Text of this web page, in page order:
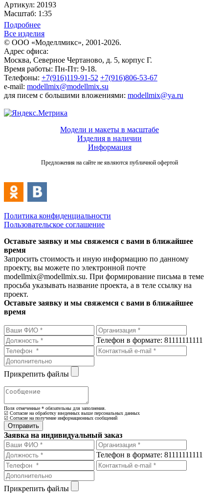
Артикул: 20193
Масштаб: 1:35
Подробнее
Все изделия
© ООО «Моделлмикс», 2001-2026.
Адрес офиса:
Москва, Северное Чертаново, д. 5, корпус Г.
Время работы: Пн-Пт: 9-18.
Телефоны: +7(916)119-91-52 +7(916)806-53-67
e-mail: modellmix@modellmix.su
для писем с большими вложениями: modellmix@ya.ru
Модели и макеты в масштабе
Изделия в наличии
Информация
Предложения на сайте не являются публичной офертой
Политика конфиденциальности
Пользовательское соглашение
Оставьте заявку и мы свяжемся с вами в ближайшее
время
Запросить стоимость и иную информацию по данному
проекту, вы можете по электронной почте
modellmix@modellmix.su. При формирование письма в теме
просьба указывать название проекта, а в теле ссылку на
проект.
Оставьте заявку и мы свяжемся с вами в ближайшее
время
Телефон в формате: 81111111111
Прикрепить файлы
Поля отмеченные * обязательны для заполнения.
☑ Согласие на обработку введенных выше персональных данных
☑ Согласие на получение информационных сообщений
Заявка на индивидуальный заказ
Телефон в формате: 81111111111
Прикрепить файлы